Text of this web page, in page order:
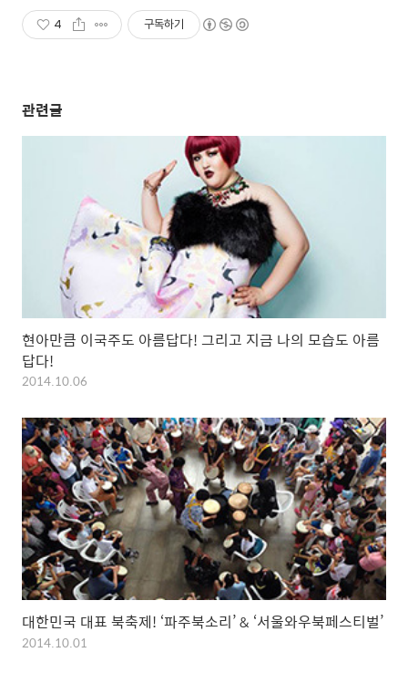
4 구독하기
관련글
현아만큼 이국주도 아름답다! 그리고 지금 나의 모습도 아름
답다!
2014.10.06
대한민국 대표 북축제! ‘파주북소리’ & ‘서울와우북페스티벌’
2014.10.01